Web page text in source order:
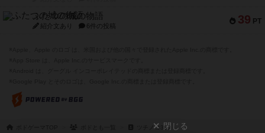
39 PT
ふたつの城の物語
紹介文あり 6件の投稿
ツチノコ360閉じる